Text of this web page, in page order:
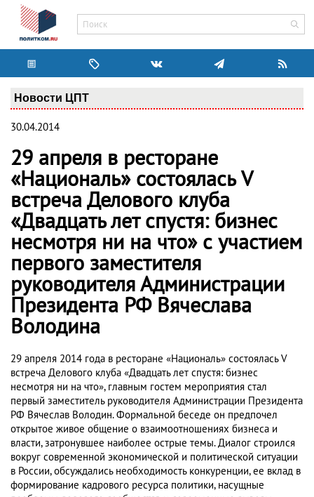
Новости ЦПТ
30.04.2014
29 апреля в ресторане
«Националь» состоялась V
встреча Делового клуба
«Двадцать лет спустя: бизнес
несмотря ни на что» с участием
первого заместителя
руководителя Администрации
Президента РФ Вячеслава
Володина
29 апреля 2014 года в ресторане «Националь» состоялась V
встреча Делового клуба «Двадцать лет спустя: бизнес
несмотря ни на что», главным гостем мероприятия стал
первый заместитель руководителя Администрации Президента
РФ Вячеслав Володин. Формальной беседе он предпочел
открытое живое общение о взаимоотношениях бизнеса и
власти, затронувшее наиболее острые темы. Диалог строился
вокруг современной экономической и политической ситуации
в России, обсуждались необходимость конкуренции, ее вклад в
формирование кадрового ресурса политики, насущные